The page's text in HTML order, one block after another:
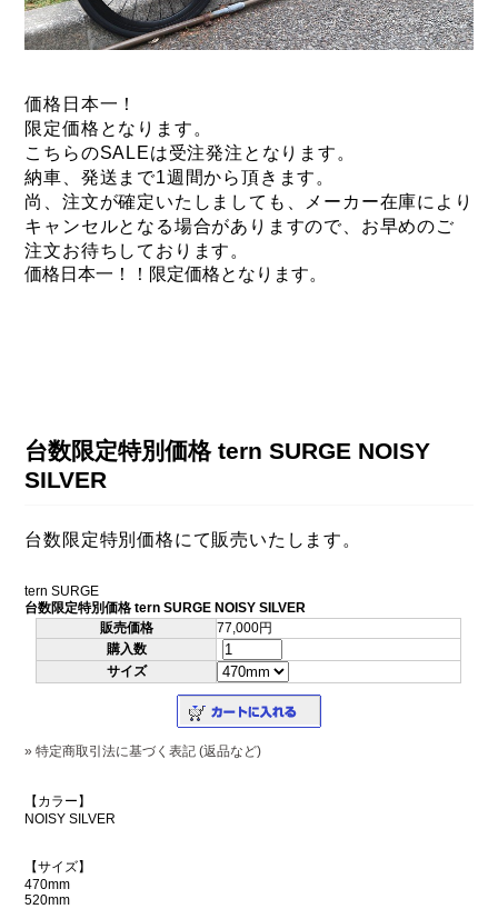
価格日本一！
限定価格となります。
こちらのSALEは受注発注となります。
納車、発送まで1週間から頂きます。
尚、注文が確定いたしましても、
メーカー在庫により
キャンセルとなる場合がありますので、 お早めのご
注文お待ちしております。
価格日本一！！限定価格となります。
台数限定特別価格 tern SURGE NOISY
SILVER
台数限定特別価格にて販売いたします。
tern SURGE
台数限定特別価格 tern SURGE NOISY SILVER
販売価格
77,000円
購入数
サイズ
» 特定商取引法に基づく表記 (返品など)
【カラー】
NOISY SILVER
【サイズ】
470mm
520mm